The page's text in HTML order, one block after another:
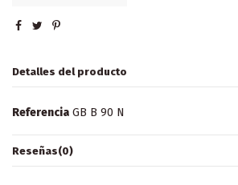
Detalles del producto
Referencia GB B 90 N
Reseñas(0)